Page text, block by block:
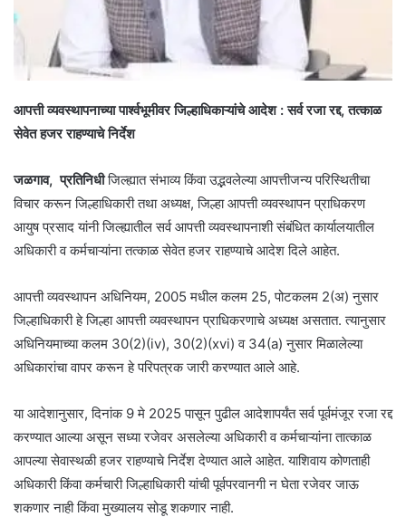
आपत्ती व्यवस्थापनाच्या पार्श्वभूमीवर जिल्हाधिकाऱ्यांचे आदेश : सर्व रजा रद्द, तत्काळ
सेवेत हजर राहण्याचे निर्देश
जळगाव, प्रतिनिधीजिल्ह्यात संभाव्य किंवा उद्भवलेल्या आपत्तीजन्य परिस्थितीचा
विचार करून जिल्हाधिकारी तथा अध्यक्ष, जिल्हा आपत्ती व्यवस्थापन प्राधिकरण
आयुष प्रसाद यांनी जिल्ह्यातील सर्व आपत्ती व्यवस्थापनाशी संबंधित कार्यालयातील
अधिकारी व कर्मचाऱ्यांना तत्काळ सेवेत हजर राहण्याचे आदेश दिले आहेत.
आपत्ती व्यवस्थापन अधिनियम, 2005 मधील कलम 25, पोटकलम 2(अ) नुसार
जिल्हाधिकारी हे जिल्हा आपत्ती व्यवस्थापन प्राधिकरणाचे अध्यक्ष असतात. त्यानुसार
अधिनियमाच्या कलम 30(2)(iv), 30(2)(xvi) व 34(a) नुसार मिळालेल्या
अधिकारांचा वापर करून हे परिपत्रक जारी करण्यात आले आहे.
या आदेशानुसार, दिनांक 9 मे 2025 पासून पुढील आदेशापर्यंत सर्व पूर्वमंजूर रजा रद्द
करण्यात आल्या असून सध्या रजेवर असलेल्या अधिकारी व कर्मचाऱ्यांना तात्काळ
आपल्या सेवास्थळी हजर राहण्याचे निर्देश देण्यात आले आहेत. याशिवाय कोणताही
अधिकारी किंवा कर्मचारी जिल्हाधिकारी यांची पूर्वपरवानगी न घेता रजेवर जाऊ
शकणार नाही किंवा मुख्यालय सोडू शकणार नाही.